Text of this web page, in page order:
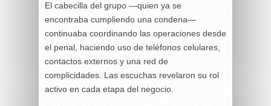
El cabecilla del grupo —quien ya se
encontraba cumpliendo una condena—
continuaba coordinando las operaciones desde
el penal, haciendo uso de teléfonos celulares,
contactos externos y una red de
complicidades. Las escuchas revelaron su rol
activo en cada etapa del negocio.